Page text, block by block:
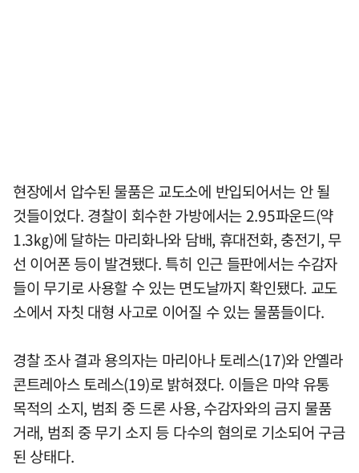
현장에서 압수된 물품은 교도소에 반입되어서는 안 될
것들이었다. 경찰이 회수한 가방에서는 2.95파운드(약
1.3㎏)에 달하는 마리화나와 담배, 휴대전화, 충전기, 무
선 이어폰 등이 발견됐다. 특히 인근 들판에서는 수감자
들이 무기로 사용할 수 있는 면도날까지 확인됐다. 교도
소에서 자칫 대형 사고로 이어질 수 있는 물품들이다.
경찰 조사 결과 용의자는 마리아나 토레스(17)와 안옐라
콘트레아스 토레스(19)로 밝혀졌다. 이들은 마약 유통
목적의 소지, 범죄 중 드론 사용, 수감자와의 금지 물품
거래, 범죄 중 무기 소지 등 다수의 혐의로 기소되어 구금
된 상태다.